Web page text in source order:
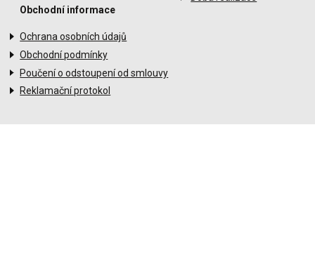
Obchodní informace
Ochrana osobních údajů
Obchodní podmínky
Poučení o odstoupení od smlouvy
Reklamační protokol